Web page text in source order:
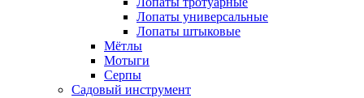
Лопаты универсальные
Лопаты штыковые
Мётлы
Мотыги
Серпы
Садовый инструмент